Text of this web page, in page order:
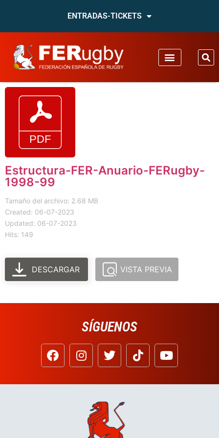
ENTRADAS-TICKETS
Estructura-FER-Anuario-FERugby-
1998-99
Tamaño del archivo: 2.68 MB
Created: 06-07-2023
Updated: 06-07-2023
Hits: 149
DESCARGAR VISTA PREVIA
SÍGUENOS